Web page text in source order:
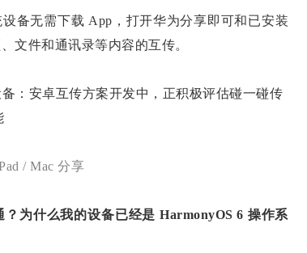
备无需下载 App，打开华为分享即可和已安装
文件和通讯录等内容的互传。
/ Mac 分享
为什么我的设备已经是 HarmonyOS 6 操作系